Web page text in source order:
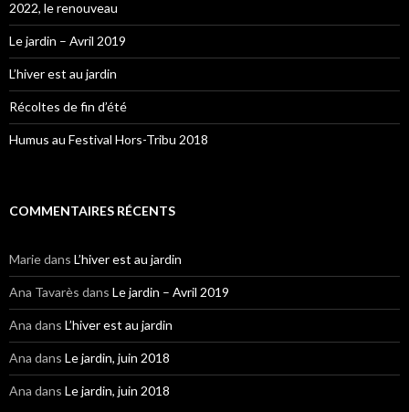
2022, le renouveau
Le jardin – Avril 2019
L’hiver est au jardin
Récoltes de fin d’été
Humus au Festival Hors-Tribu 2018
COMMENTAIRES RÉCENTS
Mariedans L’hiver est au jardin
Ana Tavarès dans Le jardin – Avril 2019
Ana dans L’hiver est au jardin
Ana dans Le jardin, juin 2018
Ana dans Le jardin, juin 2018